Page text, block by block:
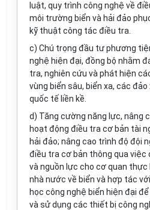
luật, quy trình công nghệ về
môi trường biển và hải đảo
kỹ thuật công tác điều tra.
c) Chú trọng đầu tư phương
nghệ hiện đại, đồng bộ nhằm
tra, nghiên cứu và phát hiện
vùng biển sâu, biển xa, các đảo
quốc tế liền kề.
d) Tăng cường năng lực, nâng
hoạt động điều tra cơ bản tài
hải đảo; nâng cao trình độ đội
điều tra cơ bản thông qua
và nguồn lực cho cơ quan thực
nhà nước về biển và hợp tác
học công nghệ biển hiện đại
và sử dụng các thiết bị công